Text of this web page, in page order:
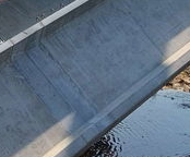
미보단 팀 위해 뛸
표 김민석 승리
한 비'[내일날씨]
은 트로피 원해 아틀
호의주의보